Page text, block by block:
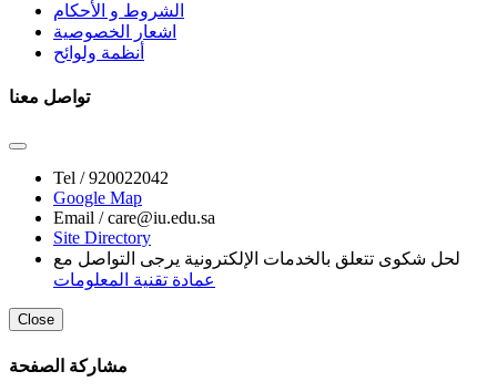
الشروط و الأحكام
اشعار الخصوصية
أنظمة ولوائح
تواصل معنا
Tel /920022042
Google Map
Email /care@iu.edu.sa
Site Directory
لحل شكوى تتعلق بالخدمات الإلكترونية يرجى التواصل مع
عمادة تقنية المعلومات
Close
مشاركة الصفحة